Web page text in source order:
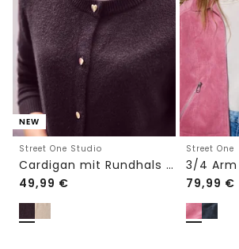
NEW
Street One Studio
Cardigan mit Rundhals und Knöpfen
49,99 €
Street One
79,99 €